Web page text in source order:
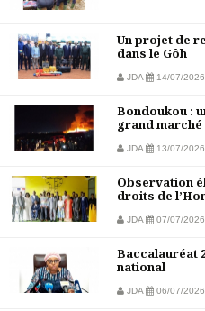
Un projet de
dans le Gôh
JDA 14/07/2026
Bondoukou :
grand marché
JDA 13/07/2026
Observation
droits de
JDA 07/07/2026
Baccalauréat
national
JDA 06/07/2026